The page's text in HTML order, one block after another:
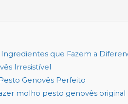
que Fazem a
Irresistível
Genovês Perfeito
molho pesto genovês original